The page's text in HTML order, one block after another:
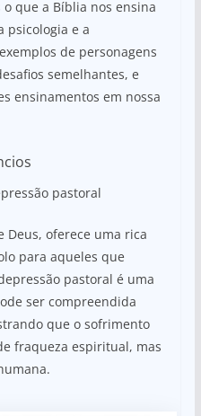
que a Bíblia nos ensina
psicologia e a
de personagens
semelhantes, e
ensinamentos em nossa
pastoral
Deus, oferece uma rica
para aqueles que
pastoral é uma
ser compreendida
que o sofrimento
fraqueza espiritual, mas